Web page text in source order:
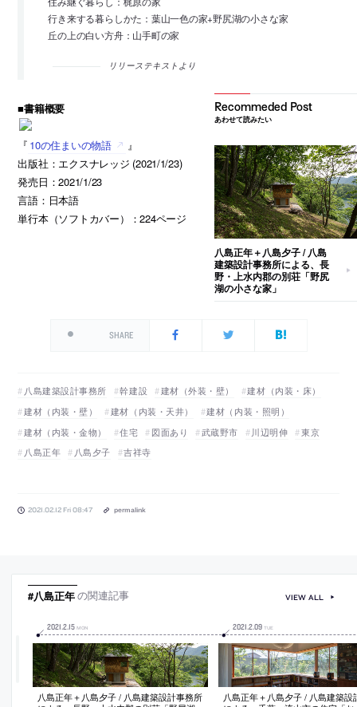
行き来する暮らしかた：葉山一色の家+野尻湖の小さな家
丘の上の白い方舟：山手町の家
リリーステキストより
■書籍概要
『 10の住まいの物語
』
出版社：エクスナレッジ (2021/1/23)
発売日：2021/1/23
言語：日本語
単行本（ソフトカバー）：224ページ
あわせて読みたい
八島正年＋八島夕子 / 八島
建築設計事務所による、長
野・上水内郡の別荘「野尻
湖の小さな家」
SHARE
八島建築設計事務所 幹建設 建材（外装・壁）
建材（内装・床）
建材（内装・壁）
建材（内装・天井）
建材（内装・照明）
建材（内装・金物）
住宅 図面あり 武蔵野市 川辺明伸
東京
八島正年
八島夕子 吉祥寺
2021.02.12 Fri 08:47 permalink
#八島正年の関連記事
2021 2.15 MON
八島正年＋八島夕子 / 八島建築設計事務所
2021 2.09 TUE
八島正年＋八島夕子 / 八島建築設
VIEW ALL